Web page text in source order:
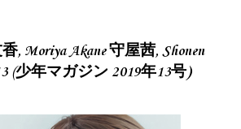
, Moriya Akane 守屋茜, Shonen
(少年マガジン 2019年13号)